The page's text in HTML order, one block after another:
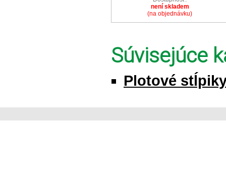
není skladem
(na objednávku)
Súvisejúce
Plotové